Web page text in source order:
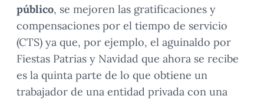
público, se mejoren las gratificaciones y
compensaciones por el tiempo de servicio
(CTS) ya que, por ejemplo, el aguinaldo por
Fiestas Patrias y Navidad que ahora se recibe
es la quinta parte de lo que obtiene un
trabajador de una entidad privada con una